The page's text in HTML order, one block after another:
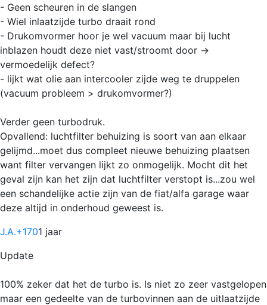
- Geen scheuren in de slangen
- Wiel inlaatzijde turbo draait rond
- Drukomvormer hoor je wel vacuum maar bij lucht
inblazen houdt deze niet vast/stroomt door ->
vermoedelijk defect?
- lijkt wat olie aan intercooler zijde weg te druppelen
(vacuum probleem > drukomvormer?)
Verder geen turbodruk.
Opvallend: luchtfilter behuizing is soort van aan elkaar
gelijmd...moet dus compleet nieuwe behuizing plaatsen
want filter vervangen lijkt zo onmogelijk. Mocht dit het
geval zijn kan het zijn dat luchtfilter verstopt is...zou wel
een schandelijke actie zijn van de fiat/alfa garage waar
deze altijd in onderhoud geweest is.
J.A.+1701 jaar
Update
100% zeker dat het de turbo is. Is niet zo zeer vastgelopen
maar een gedeelte van de turbovinnen aan de uitlaatzijde